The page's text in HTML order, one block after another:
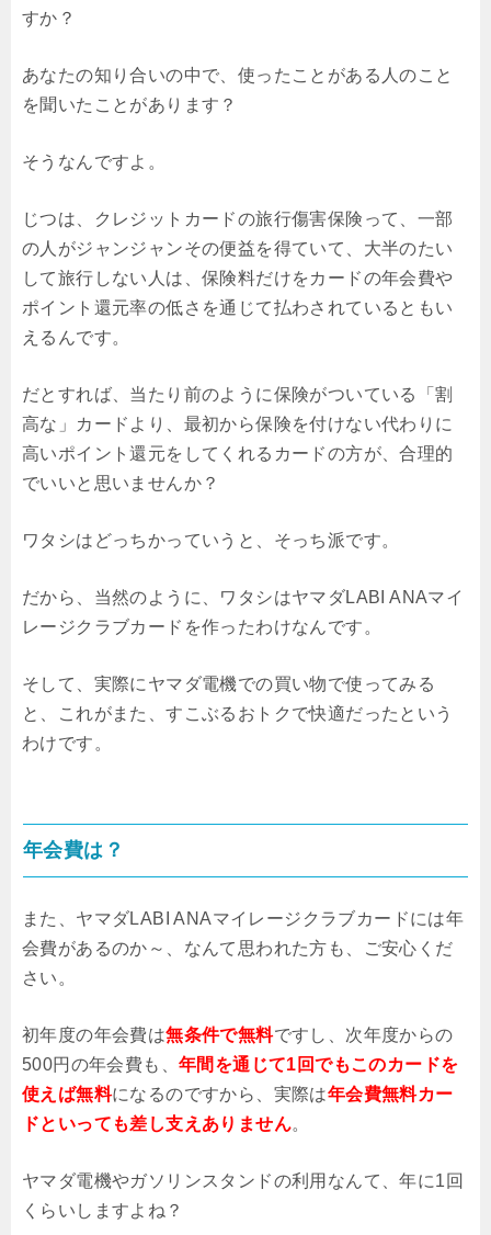
すか？
あなたの知り合いの中で、使ったことがある人のこと
を聞いたことがあります？
そうなんですよ。
じつは、クレジットカードの旅行傷害保険って、一部
の人がジャンジャンその便益を得ていて、大半のたい
して旅行しない人は、保険料だけをカードの年会費や
ポイント還元率の低さを通じて払わされているともい
えるんです。
だとすれば、当たり前のように保険がついている「割
高な」カードより、最初から保険を付けない代わりに
高いポイント還元をしてくれるカードの方が、合理的
でいいと思いませんか？
ワタシはどっちかっていうと、そっち派です。
だから、当然のように、ワタシはヤマダLABI ANAマイ
レージクラブカードを作ったわけなんです。
そして、実際にヤマダ電機での買い物で使ってみる
と、これがまた、すこぶるおトクで快適だったという
わけです。
年会費は？
また、ヤマダLABI ANAマイレージクラブカードには年
会費があるのか～、なんて思われた方も、ご安心くだ
さい。
初年度の年会費は無条件で無料ですし、次年度からの
500円の年会費も、 年間を通じて1回でもこのカードを
使えば無料になるのですから、実際は年会費無料カー
ドといっても差し支えありません。
ヤマダ電機やガソリンスタンドの利用なんて、年に1回
くらいしますよね？